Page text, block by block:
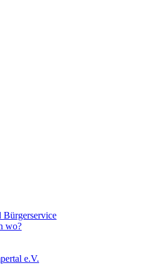
Bürgerservice
wo?
e.V.